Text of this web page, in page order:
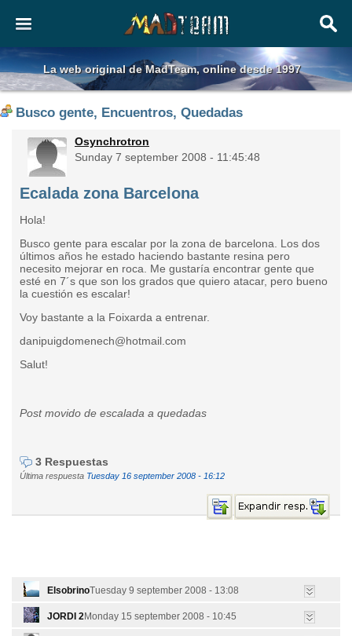
La web original de MadTeam, online desde 1997
Busco gente, Encuentros, Quedadas
Osynchrotron
Sunday 7 september 2008 - 11:45:48
Ecalada zona Barcelona
Hola!
Busco gente para escalar por la zona de barcelona. Los dos
últimos años he estado haciendo bastante resina pero
necesito mejorar en roca. Me gustaría encontrar gente que
esté en 7´s que son los grados que quiero atacar, pero bueno
la cuestión es escalar!
Voy bastante a la Foixarda a entrenar.
danipuigdomenech@hotmail.com
Salut!
Post movido de escalada a quedadas
3 Respuestas
Última respuesta Tuesday 16 september 2008 - 16:12
ElsobrinoTuesday 9 september 2008 - 13:08
JORDI 2Monday 15 september 2008 - 10:45